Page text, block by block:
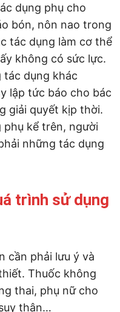
dụng phụ cho
bón, nôn nao trong
tác dụng làm cơ thể
không có sức lực.
tác dụng khác
lập tức báo cho bác
giải quyết kịp thời.
phụ kể trên, người
những tác dụng
trình sử dụng
cần phải lưu ý và
Thuốc không
thai, phụ nữ cho
thận…